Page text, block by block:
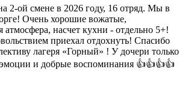
2-ой смене в 2026 году, 16 отряд. Мы в
Очень хорошие вожатые,
атмосфера, насчет кухни - отдельно 5+!
приехал отдохнуть! Спасибо
лагеря «Горный» ! У дочери только
и добрые воспоминания 👍👍👍👍